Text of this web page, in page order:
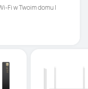
Fi w Twoim domu |